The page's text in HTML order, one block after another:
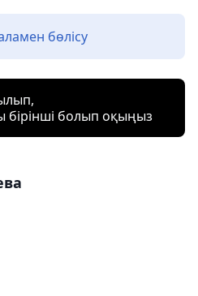
бөлісу
бірінші болып оқыңыз